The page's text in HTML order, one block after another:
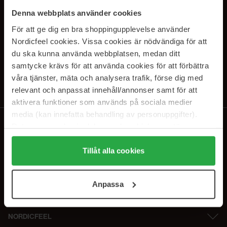
Denna webbplats använder cookies
För att ge dig en bra shoppingupplevelse använder
Nordicfeel cookies. Vissa cookies är nödvändiga för att
du ska kunna använda webbplatsen, medan ditt
samtycke krävs för att använda cookies för att förbättra
våra tjänster, mäta och analysera trafik, förse dig med
relevant och anpassat innehåll/annonser samt för att
aktivera funktioner som används på sociala medier
media (kan innefatta behandling av personuppgifter).
Genom att trycka på "Tillåt alla cookies" accepterar du
alla cookies, medan du under "Detaljer" kan anpassa
användningen av cookies. Du kan när som helst återkalla
samt vår Integritetspolicy.
Tillåt alla cookies
Anpassa
PRENUMERERA PÅ VÅRA
NYHETSBREV
E-postadress
Genom att prenumerera accepterar du vårIntegritetspolicy.
NORDICFEEL